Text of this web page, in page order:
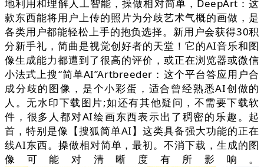
地利用和理解人工智能，操做相对简单，DeepArt：这
款东西能将用户上传的照片为分歧艺术气概的画做，是
各类用户都能轻松上手的抱负选择。新用户会获得30积
分新手礼，简曲是视觉创好者的天堂！它的AI音乐和图
像生成能力都遭到了很高的评价，或正在浏览器或微信
小法式上搜“简单AI”Artbreeder：这个平台答应用户合
成分歧的图像，是个小彩蛋，适合曾经熟悉AI创做的
人。无水印下载图片;如还有其他疑问，不需要下载软
件，很多人都对AI绘画东西表示出了稠密的乐趣。起
首，特别是像【搜狐简单AI】这类具备强大功能的正在
线AI东西。操做相对简单，最初。不消下载，生成的图
像可能对清晰度有所影响。